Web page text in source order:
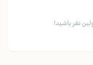
نفر باشید!